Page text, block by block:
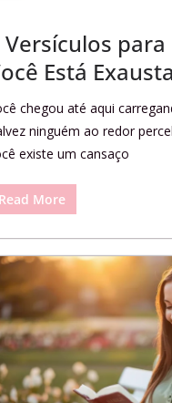
Versículos
Está Exausta
chegou até aqui
ninguém ao redor
existe um cansaço
Read More